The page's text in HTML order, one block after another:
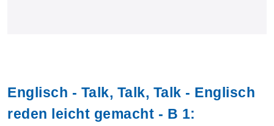
Englisch - Talk, Talk, Talk - Englisch
reden leicht gemacht - B 1: